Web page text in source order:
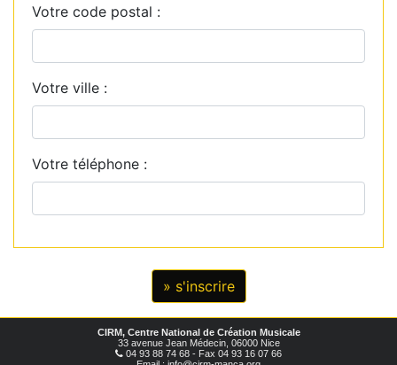
Votre code postal :
Votre ville :
Votre téléphone :
CIRM, Centre National de Création Musicale
33 avenue Jean Médecin, 06000 Nice
04 93 88 74 68 - Fax 04 93 16 07 66